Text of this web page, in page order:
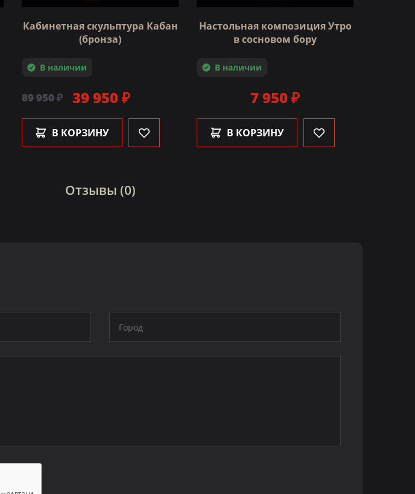
Кабинетная скульптура Кабан
(бронза)
В наличии
89 950 ₽ 39 950 ₽
В КОРЗИНУ
Настольная композиция Утро
в сосновом бору
В наличии
7 950 ₽
В КОРЗИНУ
Отзывы (0)